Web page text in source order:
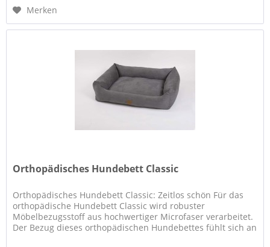
Merken
Orthopädisches Hundebett Classic
Orthopädisches Hundebett Classic: Zeitlos schön Für das
orthopädische Hundebett Classic wird robuster
Möbelbezugsstoff aus hochwertiger Microfaser verarbeitet.
Der Bezug dieses orthopädischen Hundebettes fühlt sich an